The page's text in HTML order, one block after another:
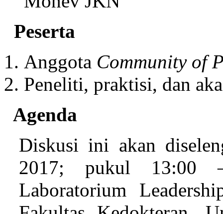
Peserta
Anggota Community of
Peneliti, praktisi, dan
Agenda
Diskusi ini akan
2017; pukul 13:00
Laboratorium